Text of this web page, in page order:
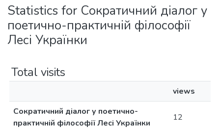
Collections
All of DSpace
Statistics for Сократичний діалог у
поетично-практичній філософії
Лесі Українки
Total visits
views
Сократичний діалог у поетично-
практичній філософії Лесі Українки
12